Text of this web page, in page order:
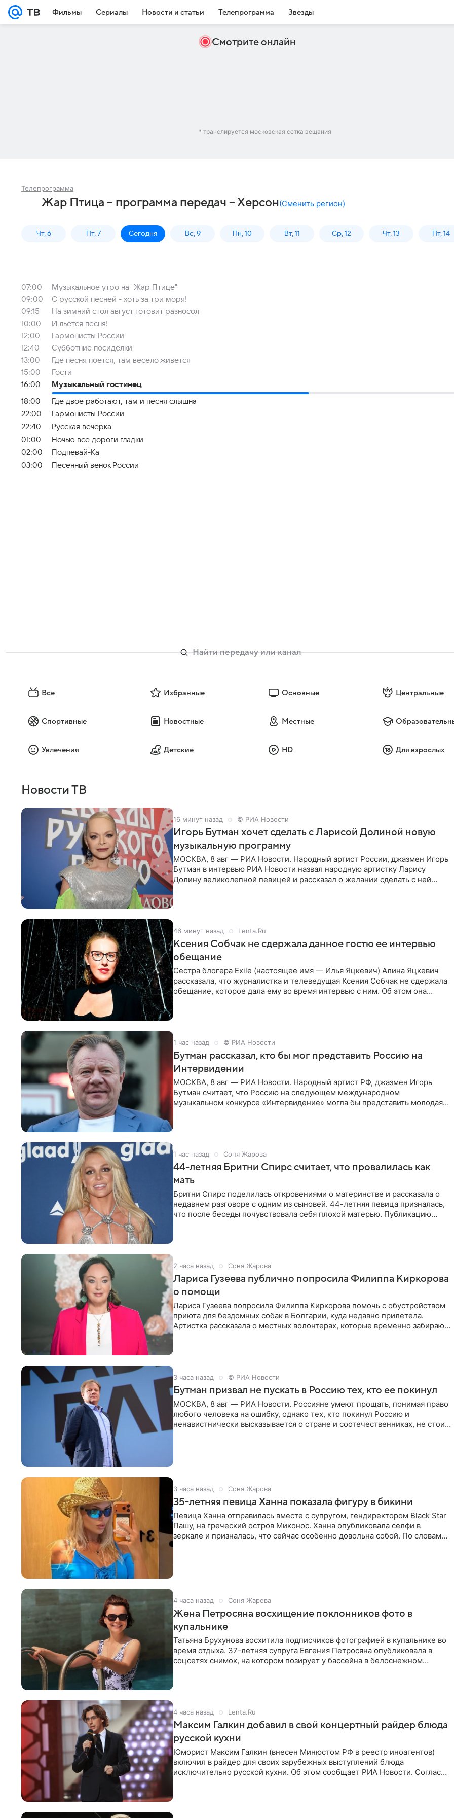
Фильмы Сериалы Новости и статьи Телепрограмма Звезды
Смотрите онлайн
* транслируется московская сетка вещания
Телепрограмма
Жар Птица – программа передач – Херсон(Сменить регион)
Чт, 6 Пт, 7 Сегодня Вс, 9 Пн, 10 Вт, 11 Ср, 12 Чт, 13 Пт, 14
07:00
Музыкальное утро на "Жар Птице"
09:00
С русской песней - хоть за три моря!
09:15
На зимний стол август готовит разносол
10:00
И льется песня!
12:00
Гармонисты России
12:40
Субботние посиделки
13:00
Где песня поется, там весело живется
15:00
Гости
16:00
Музыкальный гостинец
18:00
Где двое работают, там и песня слышна
22:00
Гармонисты России
22:40
Русская вечерка
01:00
Ночью все дороги гладки
02:00
Подпевай-Ка
03:00
Песенный венок России
Все Избранные Основные Центральные
Спортивные Новостные Местные
Увлечения Детские HD Для взрослых
Новости ТВ
16 минут назад © РИА Новости
Игорь Бутман хочет сделать с Ларисой Долиной новую
музыкальную программу
МОСКВА, 8 авг — РИА Новости. Народный артист России, джазмен Игорь
Бутман в интервью РИА Новости назвал народную артистку Ларису
Долину великолепной певицей и рассказал о желании сделать с ней
46 минут назад Lenta.Ru
Ксения Собчак не сдержала данное гостю ее интервью
обещание
Сестра блогера Exile (настоящее имя — Илья Яцкевич) Алина Яцкевич
рассказала, что журналистка и телеведущая Ксения Собчак не сдержала
обещание, которое дала ему во время интервью с ним. Об этом она
1 час назад © РИА Новости
Бутман рассказал, кто бы мог представить Россию на
Интервидении
МОСКВА, 8 авг — РИА Новости. Народный артист РФ, джазмен Игорь
Бутман считает, что Россию на следующем международном
музыкальном конкурсе «Интервидение» могла бы представить молодая
1 час назад Соня Жарова
44-летняя Бритни Спирс считает, что провалилась как
мать
Бритни Спирс поделилась откровениями о материнстве и рассказала о
недавнем разговоре с одним из сыновей. 44-летняя певица призналась,
что после беседы почувствовала себя плохой матерью. Публикацию
2 часа назад Соня Жарова
Лариса Гузеева публично попросила Филиппа Киркорова
о помощи
Лариса Гузеева попросила Филиппа Киркорова помочь с обустройством
приюта для бездомных собак в Болгарии, куда недавно прилетела.
Артистка рассказала о местных волонтерах, которые временно забирают
3 часа назад © РИА Новости
Бутман призвал не пускать в Россию тех, кто ее покинул
МОСКВА, 8 авг — РИА Новости. Россияне умеют прощать, понимая право
любого человека на ошибку, однако тех, кто покинул Россию и
ненавистнически высказывается о стране и соотечественниках, не стоит
3 часа назад Соня Жарова
35-летняя певица Ханна показала фигуру в бикини
Певица Ханна отправилась вместе с супругом, гендиректором Black Star
Пашу, на греческий остров Миконос. Ханна опубликовала селфи в
зеркале и призналась, что сейчас особенно довольна собой. По словам
4 часа назад Соня Жарова
Жена Петросяна восхищение поклонников фото в
купальнике
Татьяна Брухунова восхитила подписчиков фотографией в купальнике во
время отдыха. 37-летняя супруга Евгения Петросяна опубликовала в
соцсетях снимок, на котором позирует у бассейна в белоснежном
4 часа назад Lenta.Ru
Максим Галкин добавил в свой концертный райдер блюда
русской кухни
Юморист Максим Галкин (внесен Минюстом РФ в реестр иноагентов)
включил в райдер для своих зарубежных выступлений блюда
исключительно русской кухни. Об этом сообщает РИА Новости. Согласно